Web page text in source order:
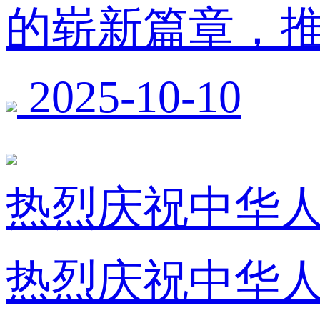
的崭新篇章，
2025-10-10
热烈庆祝中华
热烈庆祝中华